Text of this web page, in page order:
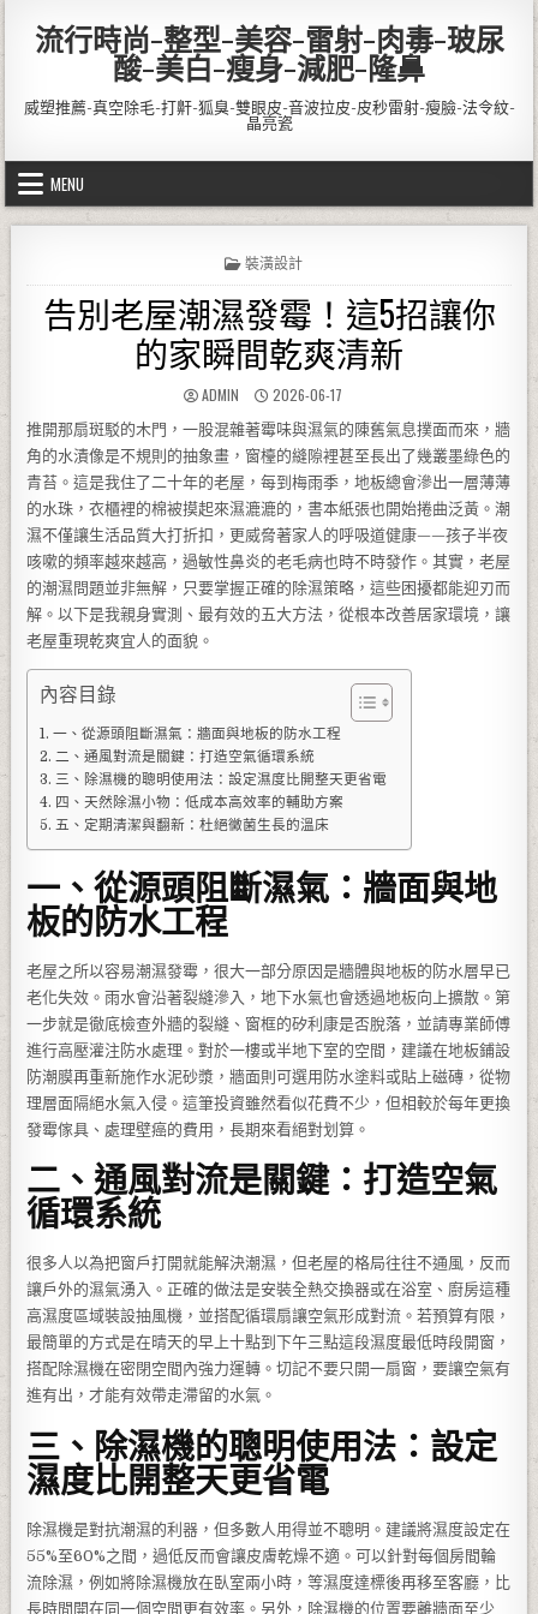
流行時尚-整型-美容-雷射-肉毒-玻尿
酸-美白-瘦身-減肥-隆鼻
威塑推薦-真空除毛-打鼾-狐臭-雙眼皮-音波拉皮-皮秒雷射-瘦臉-法令紋-
晶亮瓷
MENU
POSTED IN
裝潢設計
告別老屋潮濕發霉！這5招讓你
的家瞬間乾爽清新
AUTHOR:
ADMIN PUBLISHED DATE:
2026-06-17
推開那扇斑駁的木門，一股混雜著霉味與濕氣的陳舊氣息撲面而來，牆
角的水漬像是不規則的抽象畫，窗檯的縫隙裡甚至長出了幾叢墨綠色的
青苔。這是我住了二十年的老屋，每到梅雨季，地板總會滲出一層薄薄
的水珠，衣櫃裡的棉被摸起來濕漉漉的，書本紙張也開始捲曲泛黃。潮
濕不僅讓生活品質大打折扣，更威脅著家人的呼吸道健康——孩子半夜
咳嗽的頻率越來越高，過敏性鼻炎的老毛病也時不時發作。其實，老屋
的潮濕問題並非無解，只要掌握正確的除濕策略，這些困擾都能迎刃而
解。以下是我親身實測、最有效的五大方法，從根本改善居家環境，讓
老屋重現乾爽宜人的面貌。
內容目錄
一、從源頭阻斷濕氣：牆面與地板的防水工程
二、通風對流是關鍵：打造空氣循環系統
三、除濕機的聰明使用法：設定濕度比開整天更省電
四、天然除濕小物：低成本高效率的輔助方案
五、定期清潔與翻新：杜絕黴菌生長的溫床
一、從源頭阻斷濕氣：牆面與地
板的防水工程
老屋之所以容易潮濕發霉，很大一部分原因是牆體與地板的防水層早已
老化失效。雨水會沿著裂縫滲入，地下水氣也會透過地板向上擴散。第
一步就是徹底檢查外牆的裂縫、窗框的矽利康是否脫落，並請專業師傅
進行高壓灌注防水處理。對於一樓或半地下室的空間，建議在地板鋪設
防潮膜再重新施作水泥砂漿，牆面則可選用防水塗料或貼上磁磚，從物
理層面隔絕水氣入侵。這筆投資雖然看似花費不少，但相較於每年更換
發霉傢具、處理壁癌的費用，長期來看絕對划算。
二、通風對流是關鍵：打造空氣
循環系統
很多人以為把窗戶打開就能解決潮濕，但老屋的格局往往不通風，反而
讓戶外的濕氣湧入。正確的做法是安裝全熱交換器或在浴室、廚房這種
高濕度區域裝設抽風機，並搭配循環扇讓空氣形成對流。若預算有限，
最簡單的方式是在晴天的早上十點到下午三點這段濕度最低時段開窗，
搭配除濕機在密閉空間內強力運轉。切記不要只開一扇窗，要讓空氣有
進有出，才能有效帶走滯留的水氣。
三、除濕機的聰明使用法：設定
濕度比開整天更省電
除濕機是對抗潮濕的利器，但多數人用得並不聰明。建議將濕度設定在
55%至60%之間，過低反而會讓皮膚乾燥不適。可以針對每個房間輪
流除濕，例如將除濕機放在臥室兩小時，等濕度達標後再移至客廳，比
長時間開在同一個空間更有效率。另外，除濕機的位置要離牆面至少